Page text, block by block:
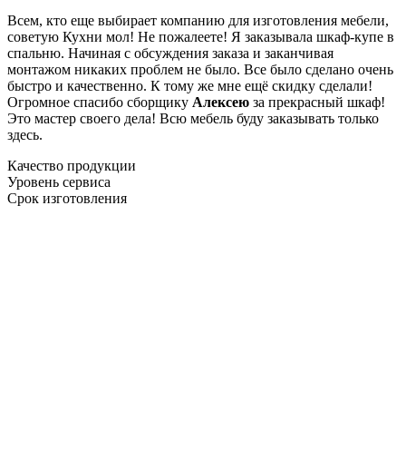
Всем, кто еще выбирает компанию для изготовления мебели,
советую Кухни мол! Не пожалеете! Я заказывала шкаф-купе в
спальню. Начиная с обсуждения заказа и заканчивая
монтажом никаких проблем не было. Все было сделано очень
быстро и качественно. К тому же мне ещё скидку сделали!
Огромное спасибо сборщику Алексею за прекрасный шкаф!
Это мастер своего дела! Всю мебель буду заказывать только
здесь.
Качество продукции
Уровень сервиса
Срок изготовления